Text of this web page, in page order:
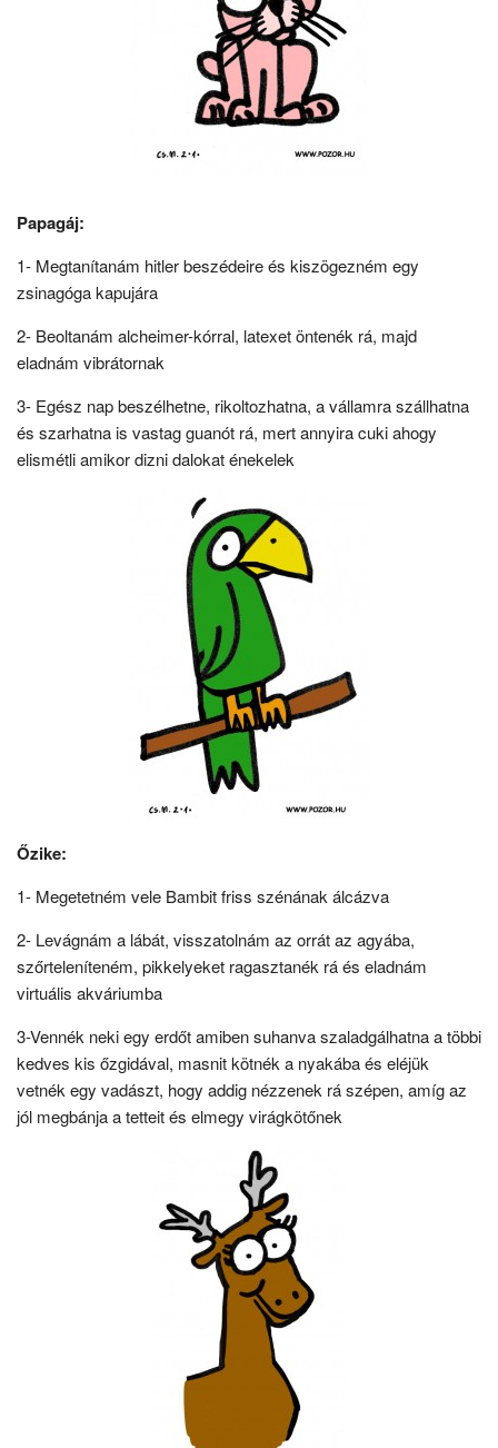
Papagáj:
1- Megtanítanám hitler beszédeire és kiszögezném egy
zsinagóga kapujára
2- Beoltanám alcheimer-kórral, latexet öntenék rá, majd
eladnám vibrátornak
3- Egész nap beszélhetne, rikoltozhatna, a vállamra szállhatna
és szarhatna is vastag guanót rá, mert annyira cuki ahogy
elismétli amikor dizni dalokat énekelek
Őzike:
1- Megetetném vele Bambit friss szénának álcázva
2- Levágnám a lábát, visszatolnám az orrát az agyába,
szőrteleníteném, pikkelyeket ragasztanék rá és eladnám
virtuális akváriumba
3-Vennék neki egy erdőt amiben suhanva szaladgálhatna a többi
kedves kis őzgidával, masnit kötnék a nyakába és eléjük
vetnék egy vadászt, hogy addig nézzenek rá szépen, amíg az
jól megbánja a tetteit és elmegy virágkötőnek